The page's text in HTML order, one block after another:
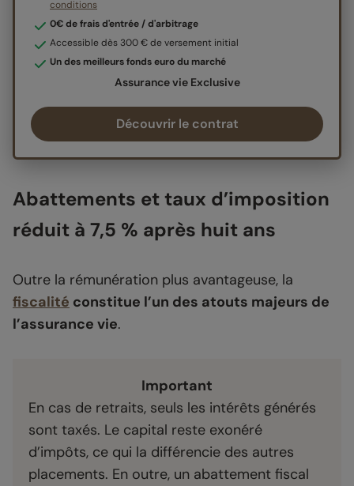
conditions
0€ de frais d'entrée / d'arbitrage
Accessible dès 300 € de versement initial
Un des meilleurs fonds euro du marché
Assurance vie Exclusive
Découvrir le contrat
Abattements et taux d’imposition
réduit à 7,5 % après huit ans
Outre la rémunération plus avantageuse, la
fiscalité constitue l’un des atouts majeurs de
l’assurance vie.
Important
En cas de retraits, seuls les intérêts générés
sont taxés. Le capital reste exonéré
d’impôts, ce qui la différencie des autres
placements. En outre, un abattement fiscal